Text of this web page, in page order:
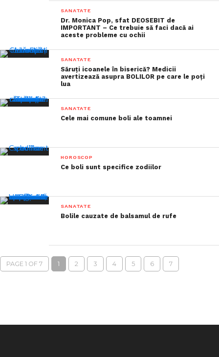
SANATATE
Dr. Monica Pop, sfat DEOSEBIT de
IMPORTANT – Ce trebuie să faci dacă ai
aceste probleme cu ochii
SANATATE
Săruți icoanele în biserică? Medicii
avertizează asupra BOLILOR pe care le poți
lua
SANATATE
Cele mai comune boli ale toamnei
HOROSCOP
Ce boli sunt specifice zodiilor
SANATATE
Bolile cauzate de balsamul de rufe
PAGE 1 OF 7 1 2 3 4 5 6 7